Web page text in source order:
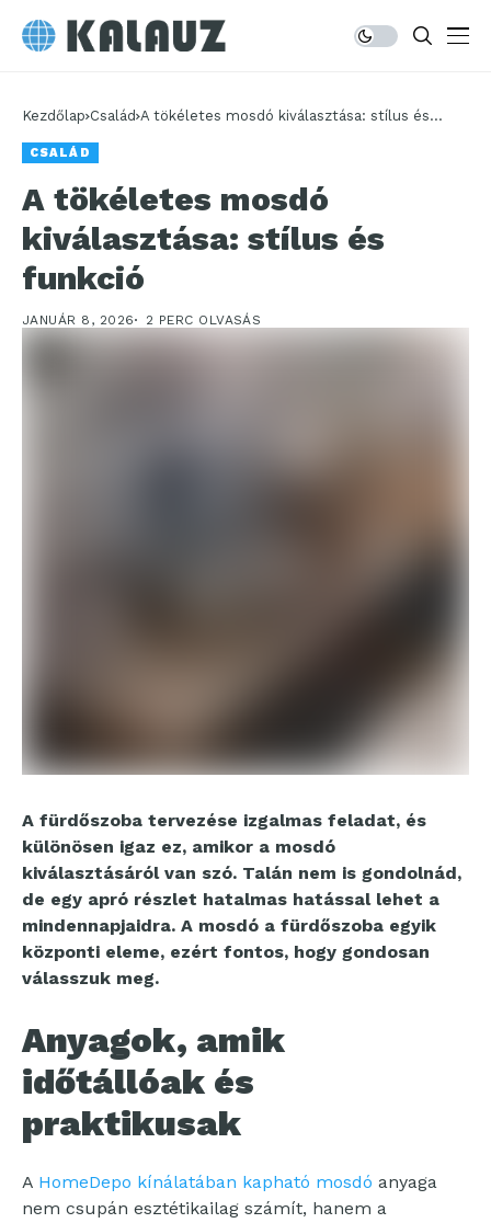
Kezdőlap Család A tökéletes mosdó kiválasztása: stílus és
CSALÁD
A tökéletes mosdó
kiválasztása: stílus és
funkció
JANUÁR 8, 2026 2 PERC OLVASÁS
A fürdőszoba tervezése izgalmas feladat, és
különösen igaz ez, amikor a mosdó
kiválasztásáról van szó. Talán nem is gondolnád,
de egy apró részlet hatalmas hatással lehet a
mindennapjaidra. A mosdó a fürdőszoba egyik
központi eleme, ezért fontos, hogy gondosan
válasszuk meg.
Anyagok, amik
időtállóak és
praktikusak
A HomeDepo kínálatában kapható mosdó anyaga
nem csupán esztétikailag számít, hanem a